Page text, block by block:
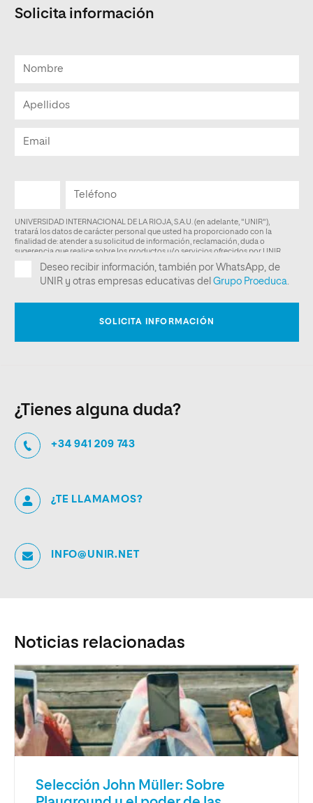
Solicita información
¿Tienes alguna duda?
+34 941 209 743
¿TE LLAMAMOS?
INFO@UNIR.NET
Noticias relacionadas
Selección John Müller: Sobre